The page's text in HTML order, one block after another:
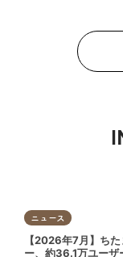
ニュース
【2026年7月】ち
ー、約36.1万ユーザ